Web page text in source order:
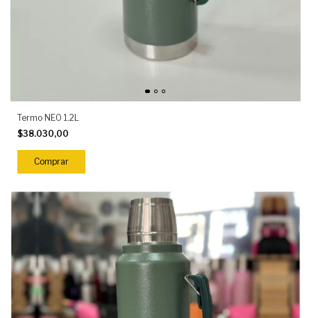
Termo NEO 1.2L
$38.030,00
Comprar